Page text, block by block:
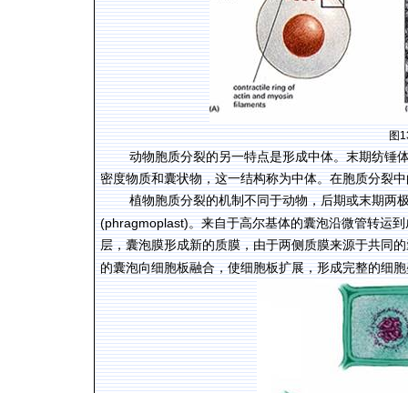
图
动物胞质分裂的另一特点是形成中体。末期纺锤
密度物质和囊状物，这一结构称为中体。在胞质分裂
植物胞质分裂的机制不同于动物，后期或末期两
(phragmoplast)。来自于高尔基体的囊泡沿微管转运
层，囊泡膜形成新的质膜，由于两侧质膜来源于共同
的囊泡向细胞板融合，使细胞板扩展，形成完整的细